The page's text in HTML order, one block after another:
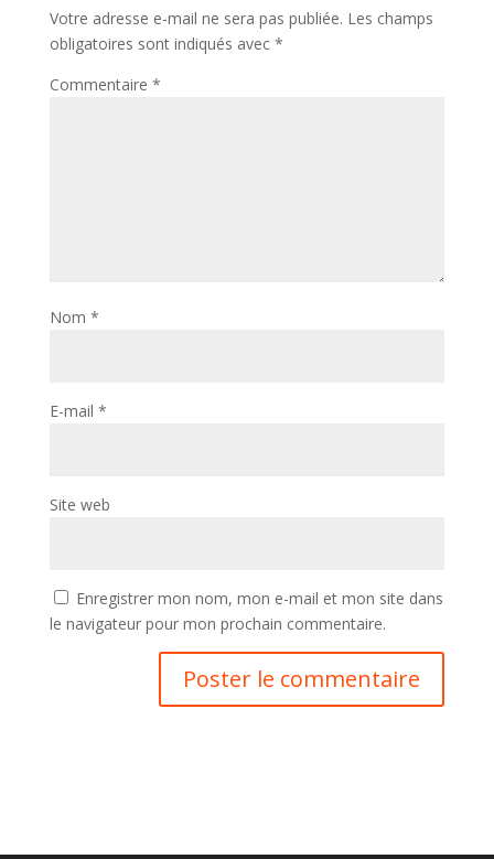
Votre adresse e-mail ne sera pas publiée. Les champs
obligatoires sont indiqués avec *
Commentaire *
Nom *
E-mail *
Site web
Enregistrer mon nom, mon e-mail et mon site dans
le navigateur pour mon prochain commentaire.